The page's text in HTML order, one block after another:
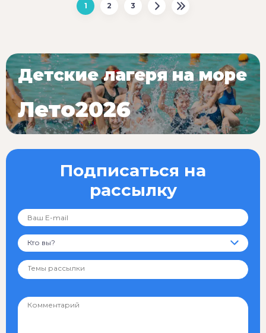
1 2 3
Подписаться на
рассылку
Кто вы?
Детские лагеря на море
Лето2026